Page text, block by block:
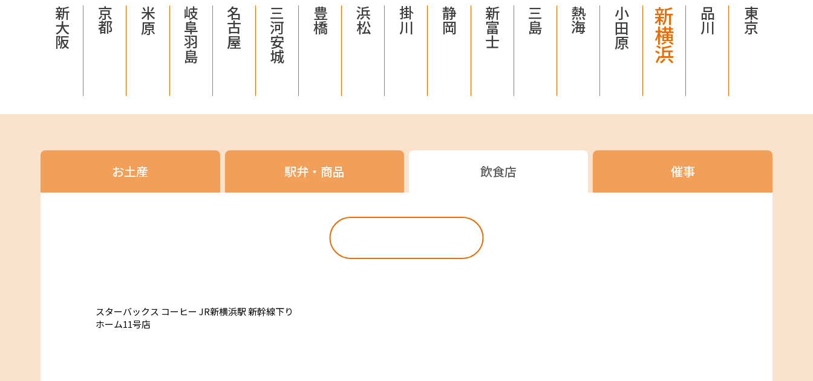
東海新幹線の駅店舗で駅弁が受取れる駅弁予約サイトです。
新大阪 京都 米原 岐阜羽島 名古屋 三河安城 豊橋 浜松 掛川 静岡 新富士 三島 熱海 小田原 新横浜 品川 東京
お土産 駅弁・商品 飲食店 催事
スターバックス コーヒー JR新横浜駅 新幹線下り
ホーム11号店